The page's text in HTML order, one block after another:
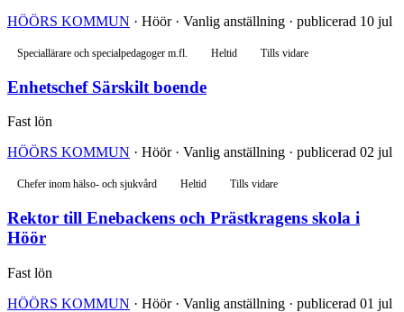
HÖÖRS KOMMUN · Höör · Vanlig anställning · publicerad 10 jul
Speciallärare och specialpedagoger m.fl. Heltid Tills vidare
Enhetschef Särskilt boende
Fast lön
HÖÖRS KOMMUN · Höör · Vanlig anställning · publicerad 02 jul
Chefer inom hälso- och sjukvård Heltid Tills vidare
Rektor till Enebackens och Prästkragens skola i
Höör
Fast lön
HÖÖRS KOMMUN · Höör · Vanlig anställning · publicerad 01 jul